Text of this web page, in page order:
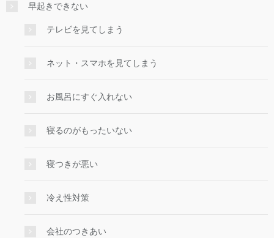
早起きできない
テレビを見てしまう
ネット・スマホを見てしまう
お風呂にすぐ入れない
寝るのがもったいない
寝つきが悪い
冷え性対策
会社のつきあい